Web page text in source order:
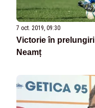
7 oct. 2019, 09:30
Victorie în
Neamț